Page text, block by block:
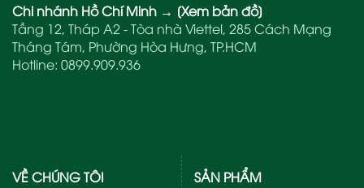
Chi nhánh Hồ Chí Minh → [Xem bản đồ]
Tầng 12, Tháp A2 - Tòa nhà Viettel, 285 Cách Mạng
Tháng Tám, Phường Hòa Hưng, TP.HCM
Hotline: 0899.909.936
VỀ CHÚNG TÔI
SẢN PHẨM